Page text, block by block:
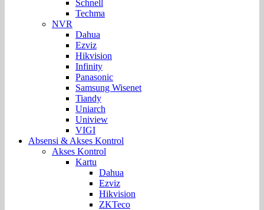
Schnell
Techma
NVR
Dahua
Ezviz
Hikvision
Infinity
Panasonic
Samsung Wisenet
Tiandy
Uniarch
Uniview
VIGI
Absensi & Akses Kontrol
Akses Kontrol
Kartu
Dahua
Ezviz
Hikvision
ZKTeco